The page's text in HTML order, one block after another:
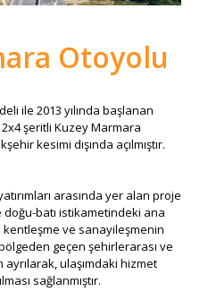
Otoyolu
ile 2013 yılında başlanan
şeritli Kuzey Marmara
kesimi dışında açılmıştır.
arasında yer alan proje
batı istikametindeki ana
kentleşme ve sanayileşmenin
geçen şehirlerarası ve
ulaşımdaki hizmet
sağlanmıştır.